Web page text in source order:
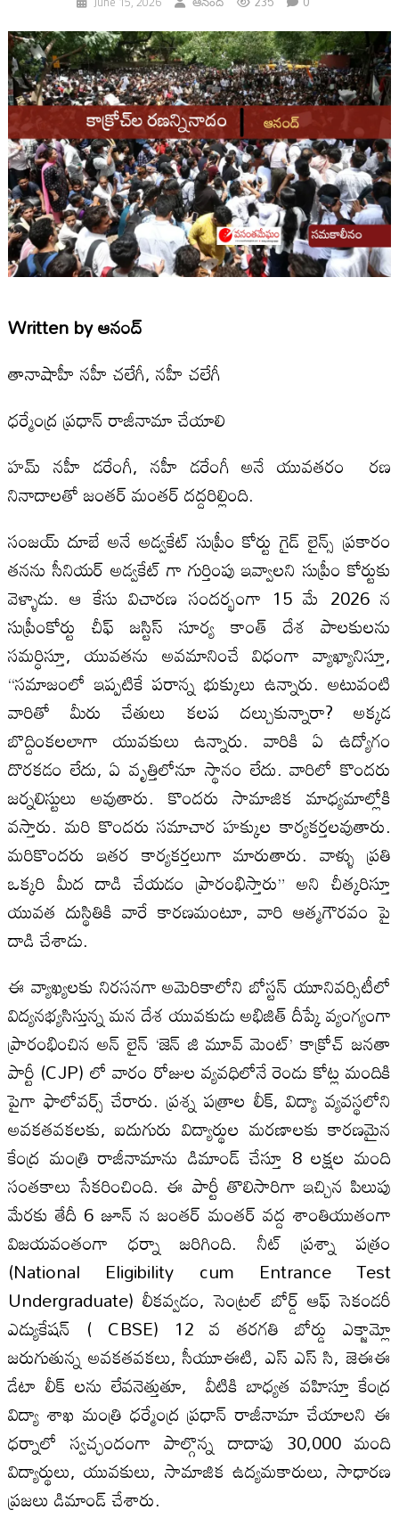
Written byఆనంద్
తానాషాహీ నహీ చలేగీ, నహీ చలేగీ
ధర్మేంద్ర ప్రధాన్ రాజీనామా చేయాలి
హమ్ నహీ డరేంగీ, నహీ డరేంగీ అనే యువతరం రణ
నినాదాలతో జంతర్ మంతర్ దద్దరిల్లింది.
సంజయ్ దూబే అనే అడ్వకేట్ సుప్రీం కోర్టు గైడ్ లైన్స్ ప్రకారం
తనను సీనియర్ అడ్వకేట్ గా గుర్తింపు ఇవ్వాలని సుప్రీం కోర్టుకు
వెళ్ళాడు. ఆ కేసు విచారణ సందర్భంగా 15 మే 2026 న
సుప్రీంకోర్టు చీఫ్ జస్టిస్ సూర్య కాంత్ దేశ‌ పాలకులను
సమర్ధిస్తూ, యువతను అవమానించే విధంగా వ్యాఖ్యానిస్తూ,
“సమాజంలో ఇప్పటికే పరాన్న భుక్కులు ఉన్నారు. అటువంటి
వారితో మీరు చేతులు కలప దల్చుకున్నారా? అక్కడ
బొద్దింకలలాగా యువకులు ఉన్నారు. వారికి ఏ ఉద్యోగం
దొరకడం లేదు‌, ఏ వృత్తిలోనూ స్థానం లేదు. వారిలో కొందరు
జర్నలిస్టులు అవుతారు. కొందరు సామాజిక మాధ్యమాల్లోకి
వస్తారు. మరి కొందరు సమాచార హక్కుల కార్యకర్తలవుతారు.
మరికొందరు ఇతర కార్యకర్తలుగా మారుతారు. వాళ్ళు ప్రతి
ఒక్కరి మీద దాడి చేయడం ప్రారంభిస్తారు” అని చీత్కరిస్తూ
యువత దుస్థితికి వారే కారణమంటూ, వారి ఆత్మగౌరవం పై
దాడి చేశాడు.
ఈ వ్యాఖ్యలకు నిరసనగా అమెరికాలోని బోస్టన్ యూనివర్సిటీలో
విద్యనభ్యసిస్తున్న మన దేశ యువకుడు అభిజిత్ దీప్కే వ్యంగ్యంగా
ప్రారంభించిన అన్ లైన్ ‘జెన్ జి మూవ్ మెంట్’ కాక్రోచ్ జనతా
పార్టీ (CJP) లో వారం రోజుల వ్యవధిలోనే రెండు కోట్ల మందికి
పైగా ఫాలోవర్స్ చేరారు. ప్రశ్న పత్రాల లీక్, విద్యా వ్యవస్థలోని
అవకతవకలకు, ఐదుగురు విద్యార్థుల మరణాలకు కారణమైన
కేంద్ర మంత్రి రాజీనామాను డిమాండ్ చేస్తూ 8 లక్షల మంది
సంతకాలు సేకరించింది. ఈ పార్టీ తొలిసారిగా ఇచ్చిన పిలుపు
మేరకు తేదీ 6 జూన్ న జంతర్ మంతర్ వద్ద శాంతియుతంగా
విజయవంతంగా ధర్నా జరిగింది. నీట్ ప్రశ్నా పత్రం
(National Eligibility cum Entrance Test
Undergraduate) లీకవ్వడం, సెంట్రల్ బోర్డ్ ఆఫ్ సెకండరీ
ఎడ్యుకేషన్ ( CBSE) 12 వ తరగతి బోర్డు ఎక్జామ్లో
జరుగుతున్న అవకతవకలు, సీయూఈటి, ఎస్ ఎస్ సి, జెఈఈ
డేటా లీక్ లను లేవనెత్తుతూ, వీటికి బాధ్యత వహిస్తూ కేంద్ర
విద్యా శాఖ మంత్రి ధర్మేంద్ర ప్రధాన్ రాజీనామా చేయాలని ఈ
ధర్నాలో స్వచ్ఛందంగా పాల్గొన్న దాదాపు 30,000 మంది
విద్యార్థులు, యువకులు, సామాజిక ఉద్యమకారులు, సాధారణ
ప్రజలు డిమాండ్ చేశారు.